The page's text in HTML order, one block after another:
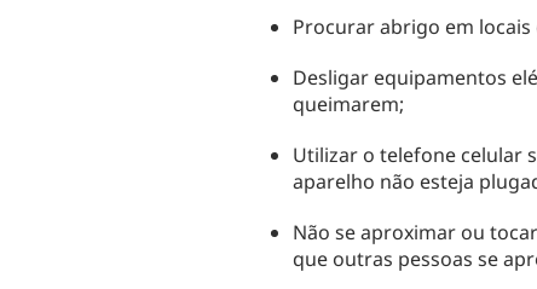
Procurar abrigo em
Desligar equipamentos
queimarem;
Utilizar o telefone celular
aparelho não esteja
Não se aproximar ou
que outras pessoas se